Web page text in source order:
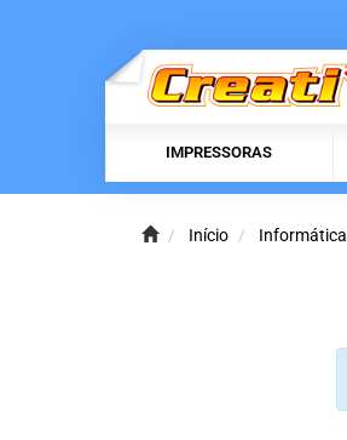
IMPRESSORAS
Início Informática